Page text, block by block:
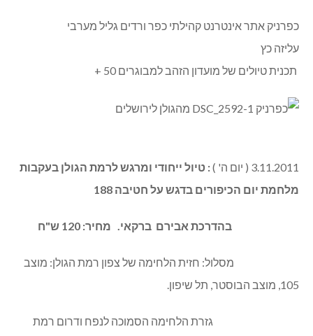
כפרניק אתר אינטרנט קהילתי כפר ורדים גליל מערבי
עליזה כץ
תכנית טיולים של מועדון הזהב למבוגרים 50 +
3.11.2011 ( יום ה' )
: טיול ייחודי ומרגש לרמת הגולן בעקבות
מלחמת יום הכיפורים בדגש על חטיבה 188
בהדרכת אבירם ברקאי. מחיר: 120 ש"ח
מסלול: חזית הלחימה של צפון רמת הגולן: מוצב
105, מוצב הבוסטר, תל שיפון.
גזרת הלחימה הסמוכה לנפח ודרום רמת